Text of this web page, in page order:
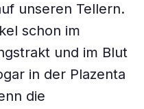
unseren Tellern.
schon im
und im Blut
in der Plazenta
die